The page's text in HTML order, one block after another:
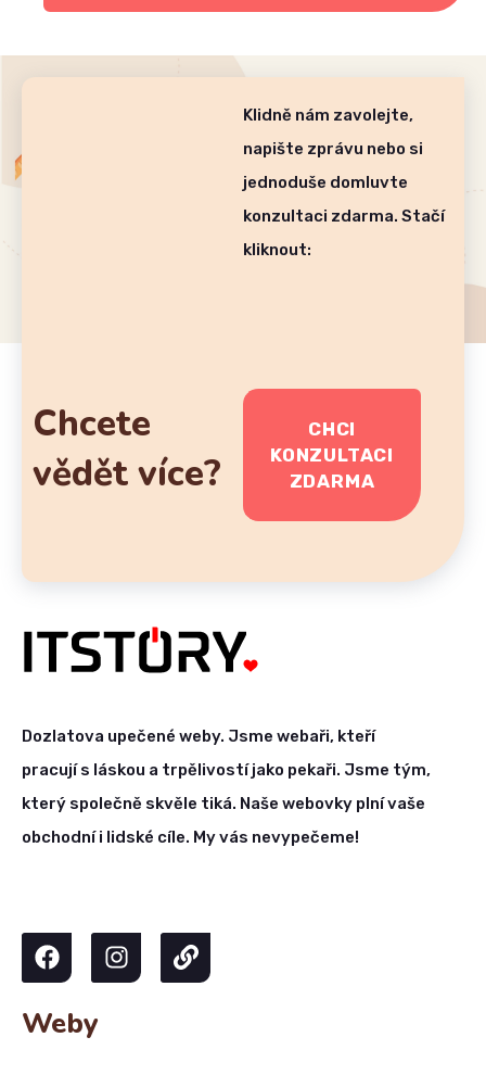
Chcete
vědět více?
Klidně nám zavolejte,
napište zprávu nebo si
jednoduše domluvte
konzultaci zdarma. Stačí
kliknout:
CHCI
KONZULTACI
ZDARMA
Dozlatova upečené weby. Jsme webaři, kteří
pracují s láskou a trpělivostí jako pekaři. Jsme tým,
který společně skvěle tiká. Naše webovky plní vaše
obchodní i lidské cíle. My vás nevypečeme!
Weby